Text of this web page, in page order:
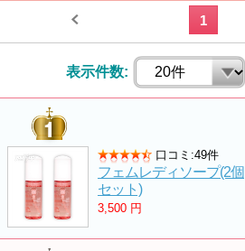
1
表示件数:
口コミ:49件
フェムレディソープ(2個
セット)
3,500 円